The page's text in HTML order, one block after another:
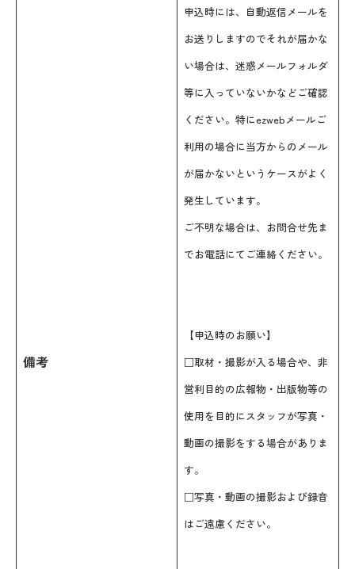
備考
申込時には、自動返信メールを
お送りしますのでそれが届かな
い場合は、迷惑メールフォルダ
等に入っていないかなどご確認
ください。特にezwebメールご
利用の場合に当方からのメール
が届かないというケースがよく
発生しています。
ご不明な場合は、お問合せ先ま
でお電話にてご連絡ください。
【申込時のお願い】
□取材・撮影が入る場合や、非
営利目的の広報物・出版物等の
使用を目的にスタッフが写真・
動画の撮影をする場合がありま
す。
□写真・動画の撮影および録音
はご遠慮ください。